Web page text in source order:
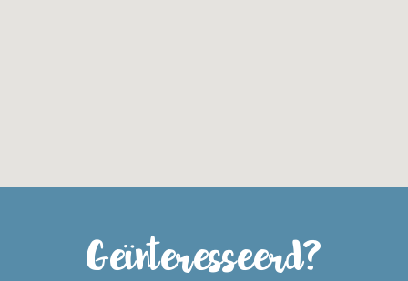
Geïnteresseerd?